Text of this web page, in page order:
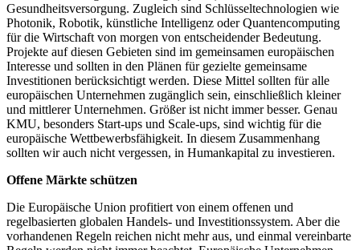
Gesundheitsversorgung. Zugleich sind Schlüsseltechnologien wie
Photonik, Robotik, künstliche Intelligenz oder Quantencomputing
für die Wirtschaft von morgen von entscheidender Bedeutung.
Projekte auf diesen Gebieten sind im gemeinsamen europäischen
Interesse und sollten in den Plänen für gezielte gemeinsame
Investitionen berücksichtigt werden. Diese Mittel sollten für alle
europäischen Unternehmen zugänglich sein, einschließlich kleiner
und mittlerer Unternehmen. Größer ist nicht immer besser. Genau
KMU, besonders Start-ups und Scale-ups, sind wichtig für die
europäische Wettbewerbsfähigkeit. In diesem Zusammenhang
sollten wir auch nicht vergessen, in Humankapital zu investieren.
Offene Märkte schützen
Die Europäische Union profitiert von einem offenen und
regelbasierten globalen Handels- und Investitionssystem. Aber die
vorhandenen Regeln reichen nicht mehr aus, und einmal vereinbarte